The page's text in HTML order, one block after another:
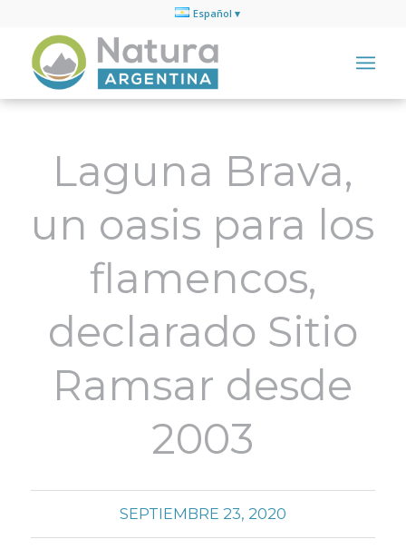
Español
Laguna Brava,
un oasis para los
flamencos,
declarado Sitio
Ramsar desde
2003
SEPTIEMBRE 23, 2020